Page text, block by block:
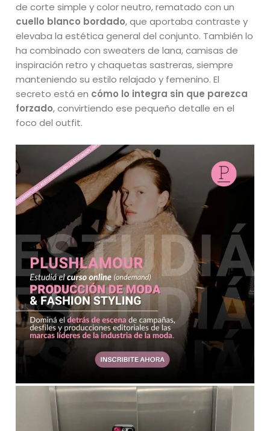
de corte simple y color neutro, rematado con un
cuello blanco bordado, que aportaba contraste y
elevaba la estética general del conjunto. También lo
ha combinado con sweaters de lana, camisas de
inspiración retro y chaquetas sastreras, siempre
manteniendo su estilo relajado y femenino. El
secreto está en cómo lo integra sin que parezca
forzado, convirtiendo ese pequeño detalle en el
foco del outfit.